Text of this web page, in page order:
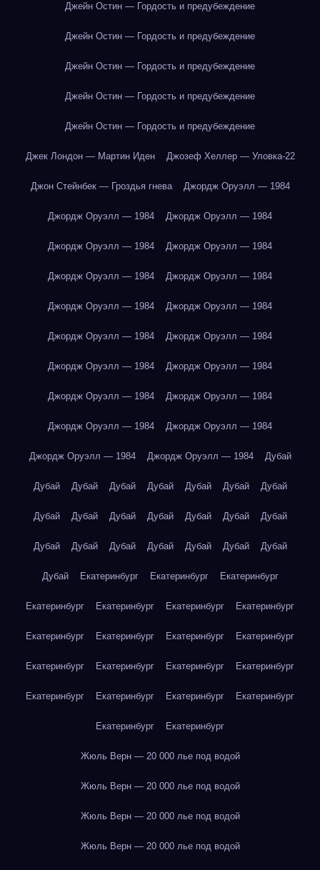
Джейн Остин — Гордость и предубеждение
Джейн Остин — Гордость и предубеждение
Джейн Остин — Гордость и предубеждение
Джейн Остин — Гордость и предубеждение
Джейн Остин — Гордость и предубеждение
Джек Лондон — Мартин Иден Джозеф Хеллер — Уловка-22
Джон Стейнбек — Гроздья гнева Джордж Оруэлл — 1984
Джордж Оруэлл — 1984 Джордж Оруэлл — 1984
Джордж Оруэлл — 1984 Джордж Оруэлл — 1984
Джордж Оруэлл — 1984 Джордж Оруэлл — 1984
Джордж Оруэлл — 1984 Джордж Оруэлл — 1984
Джордж Оруэлл — 1984 Джордж Оруэлл — 1984
Джордж Оруэлл — 1984 Джордж Оруэлл — 1984
Джордж Оруэлл — 1984 Джордж Оруэлл — 1984
Джордж Оруэлл — 1984 Джордж Оруэлл — 1984
Джордж Оруэлл — 1984 Джордж Оруэлл — 1984 Дубай
Дубай Дубай Дубай Дубай Дубай Дубай Дубай
Дубай Дубай Дубай Дубай Дубай Дубай Дубай
Дубай Дубай Дубай Дубай Дубай Дубай Дубай
Дубай Екатеринбург Екатеринбург Екатеринбург
Екатеринбург Екатеринбург Екатеринбург Екатеринбург
Екатеринбург Екатеринбург Екатеринбург Екатеринбург
Екатеринбург Екатеринбург Екатеринбург Екатеринбург
Екатеринбург Екатеринбург Екатеринбург Екатеринбург
Екатеринбург Екатеринбург
Жюль Верн — 20 000 лье под водой
Жюль Верн — 20 000 лье под водой
Жюль Верн — 20 000 лье под водой
Жюль Верн — 20 000 лье под водой